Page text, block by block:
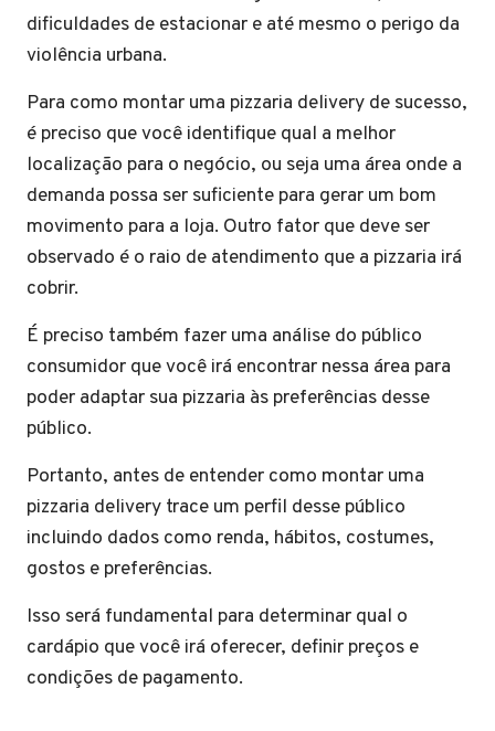
dificuldades de estacionar e até mesmo o perigo da
violência urbana.
Para como montar uma pizzaria delivery de sucesso,
é preciso que você identifique qual a melhor
localização para o negócio, ou seja uma área onde a
demanda possa ser suficiente para gerar um bom
movimento para a loja. Outro fator que deve ser
observado é o raio de atendimento que a pizzaria irá
cobrir.
É preciso também fazer uma análise do público
consumidor que você irá encontrar nessa área para
poder adaptar sua pizzaria às preferências desse
público.
Portanto, antes de entender como montar uma
pizzaria delivery trace um perfil desse público
incluindo dados como renda, hábitos, costumes,
gostos e preferências.
Isso será fundamental para determinar qual o
cardápio que você irá oferecer, definir preços e
condições de pagamento.